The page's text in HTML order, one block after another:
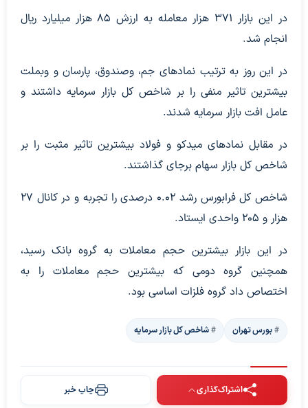
در این بازار ۳۷۱ هزار معامله به ارزش ۸۵ هزار میلیارد ریال
انجام شد.
در این روز به ترتیب نماد‌های جم، وصندوق، پارسان و وبملت
بیشترین تاثیر منفی را بر شاخص کل بازار سرمایه داشتند و
عامل افت بازار سرمایه شدند.
در مقابل نماد‌های میدکو و فولاد بیشترین تاثیر مثبت را بر
شاخص کل بازار سهام برجای گذاشتند.
شاخص کل فرابورس رشد ۰.۰۲ درصدی را تجربه و در کانال ۲۷
هزار و ۲۰۵ واحدی ایستاد.
در این بازار بیشترین حجم معاملات به گروه بانک رسید،
همچنین گروه دومی که بیشترین حجم معاملات را به
اختصاص داد گروه فلزات اساسی بود.
بورس تهران شاخص کل بازار سرمایه
اشتراک‌گذاری چاپ خبر